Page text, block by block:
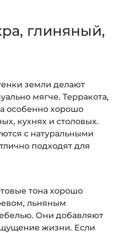
глиняный,
земли делают
мягче. Терракота,
особенно хорошо
кухнях и столовых.
с натуральными
подходят для
тона хорошо
льняным
Они добавляют
жизни. Если